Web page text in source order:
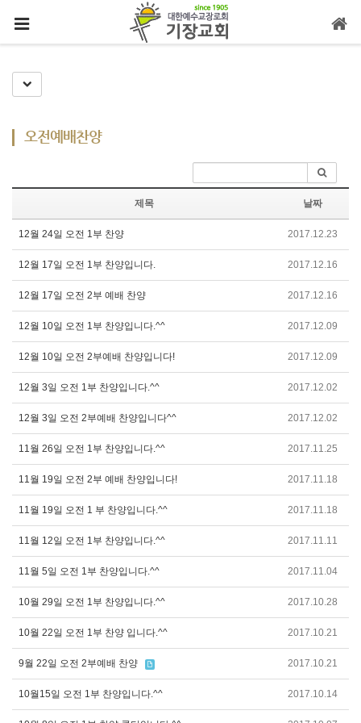
Toggle Dropdown
오전예배찬양
제목 날짜
12월 24일 오전 1부 찬양 2017.12.23
12월 17일 오전 1부 찬양입니다. 2017.12.16
12월 17일 오전 2부 예배 찬양 2017.12.16
12월 10일 오전 1부 찬양입니다.^^ 2017.12.09
12월 10일 오전 2부예배 찬양입니다! 2017.12.09
12월 3일 오전 1부 찬양입니다.^^ 2017.12.02
12월 3일 오전 2부예배 찬양입니다^^ 2017.12.02
11월 26일 오전 1부 찬양입니다.^^ 2017.11.25
11월 19일 오전 2부 예배 찬양입니다! 2017.11.18
11월 19일 오전 1 부 찬양입니다.^^ 2017.11.18
11월 12일 오전 1부 찬양입니다.^^ 2017.11.11
11월 5일 오전 1부 찬양입니다.^^ 2017.11.04
10월 29일 오전 1부 찬양입니다.^^ 2017.10.28
10월 22일 오전 1부 찬양 입니다.^^ 2017.10.21
9월 22일 오전 2부예배 찬양 2017.10.21
10월15일 오전 1부 찬양입니다.^^ 2017.10.14